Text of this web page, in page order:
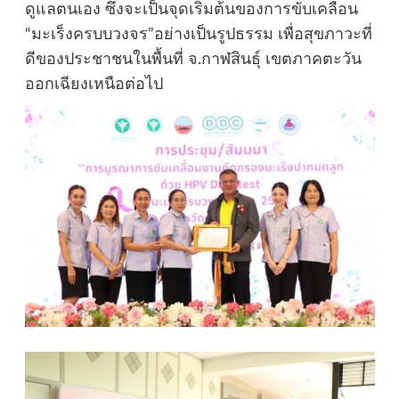
ดูแลตนเอง ซึ่งจะเป็นจุดเริ่มต้นของการขับเคลื่อน
“มะเร็งครบบวงจร”อย่างเป็นรูปธรรม เพื่อสุขภาวะที่
ดีของประชาชนในพื้นที่ จ.กาฬสินธุ์ เขตภาคตะวัน
ออกเฉียงเหนือต่อไป